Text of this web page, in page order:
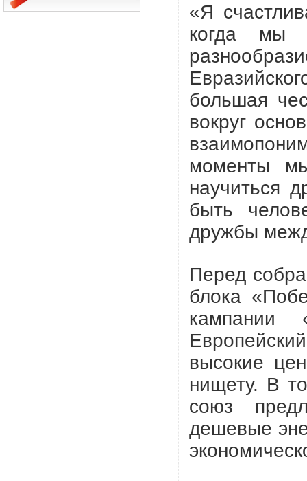
«Я
когда мы
большая
вокруг
моменты
научиться
быть
дружбы
Перед
блока
высокие
нищету. В
союз
дешевые